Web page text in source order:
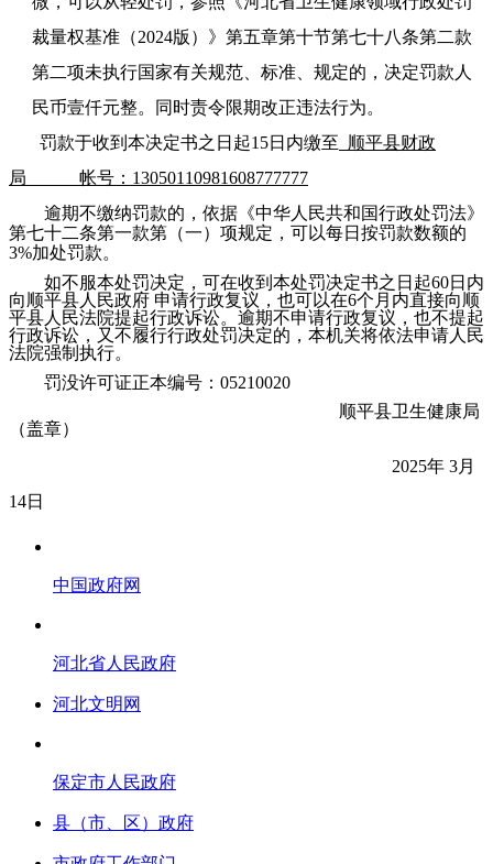
裁量权基准（2024版 ）》第五章第十节第七十八条第二款
第二项未执行国家有关规范、标准、规定的，决定罚款人
民币壹仟元整。 同时责令限期改正违法行为。
罚款于收到本决定书之日起15日内缴至 顺平县财政
局
帐号： 13050110981608777777
逾期不缴纳罚款的，依据《中华人民共和国行政处罚法》
第七十二条第一款第（一）项规定，可以每日按罚款数额的
3%加处罚款。
如不服本处罚决定，可在收到本处罚决定书之日起60日内
向顺平县人民政府 申请行政复议 ，也可以在6个月内直接向顺
平县人民法院提起行政诉讼。逾期不申请行政复议，也不提起
行政诉讼，又不履行行政处罚决定的， 本机关将依法申请人民
法院强制执行。
罚没许可证正本编号： 05210020
顺平县卫生健康局
（盖章）
2025年 3月
14日
中国政府网
河北省人民政府
河北文明网
保定市人民政府
县（市、区）政府